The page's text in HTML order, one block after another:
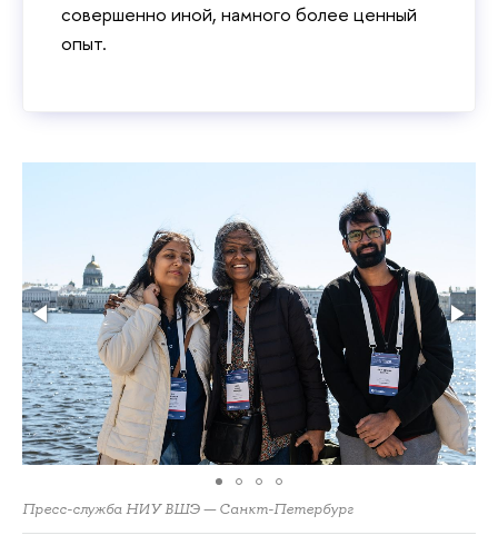
совершенно иной, намного более ценный
опыт.
Пресс-служба НИУ ВШЭ — Санкт-Петербург